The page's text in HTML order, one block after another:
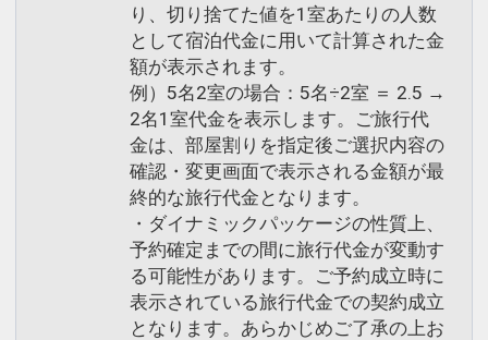
り、切り捨てた値を1室あたりの人数
として宿泊代金に用いて計算された金
額が表示されます。
例）5名2室の場合：5名÷2室 ＝ 2.5 →
2名1室代金を表示します。ご旅行代
金は、部屋割りを指定後ご選択内容の
確認・変更画面で表示される金額が最
終的な旅行代金となります。
・ダイナミックパッケージの性質上、
予約確定までの間に旅行代金が変動す
る可能性があります。ご予約成立時に
表示されている旅行代金での契約成立
となります。あらかじめご了承の上お